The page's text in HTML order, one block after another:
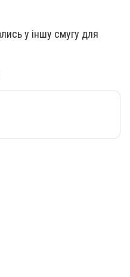
у іншу смугу для